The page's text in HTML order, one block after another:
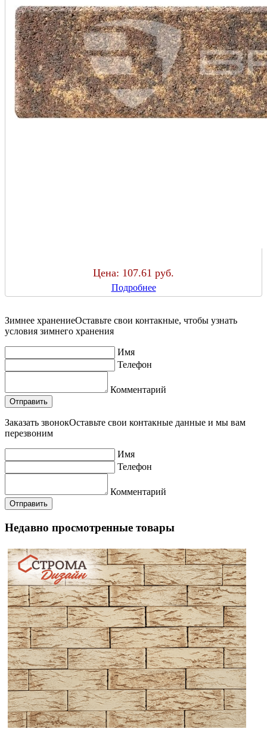
Цена: 107.61 руб.
Подробнее
Зимнее хранениеОставьте свои контакные, чтобы узнать
условия зимнего хранения
Имя
Телефон
Комментарий
Заказать звонокОставьте свои контакные данные и мы вам
перезвоним
Имя
Телефон
Комментарий
Недавно просмотренные товары